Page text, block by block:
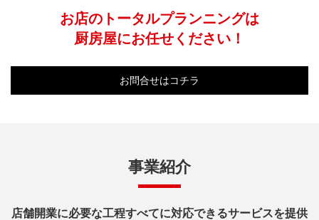
お店のトータルプランニングは
厨房屋にお任せください！
お問合せはコチラ
事業紹介
店舗開業に必要な工程すべてに対応できるサービスを提供